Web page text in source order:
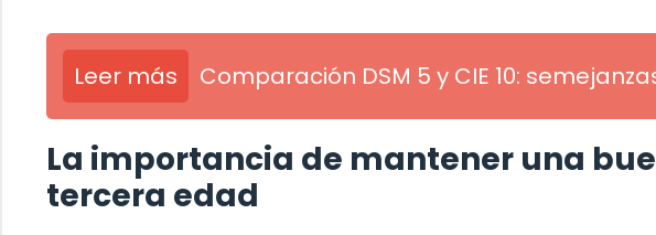
Leer más Comparación DSM 5 y CIE 10:
La importancia de mantener una
tercera edad